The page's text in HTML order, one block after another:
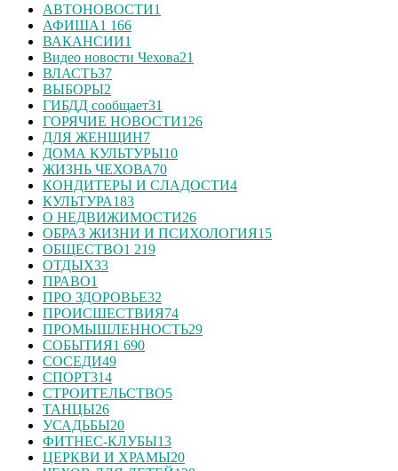
АВТОНОВОСТИ1
АФИША1 166
ВАКАНСИИ1
Видео новости Чехова21
ВЛАСТЬ37
ВЫБОРЫ2
ГИБДД сообщает31
ГОРЯЧИЕ НОВОСТИ126
ДЛЯ ЖЕНЩИН7
ДОМА КУЛЬТУРЫ10
ЖИЗНЬ ЧЕХОВА70
КОНДИТЕРЫ И СЛАДОСТИ4
КУЛЬТУРА183
О НЕДВИЖИМОСТИ26
ОБРАЗ ЖИЗНИ И ПСИХОЛОГИЯ15
ОБЩЕСТВО1 219
ОТДЫХ33
ПРАВО1
ПРО ЗДОРОВЬЕ32
ПРОИСШЕСТВИЯ74
ПРОМЫШЛЕННОСТЬ29
СОБЫТИЯ1 690
СОСЕДИ49
СПОРТ314
СТРОИТЕЛЬСТВО5
ТАНЦЫ26
УСАДЬБЫ20
ФИТНЕС-КЛУБЫ13
ЦЕРКВИ И ХРАМЫ20